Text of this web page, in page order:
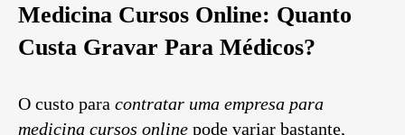
Medicina Cursos Online: Quanto
Custa Gravar Para Médicos?
O custo para contratar uma empresa para
medicina cursos online pode variar bastante,